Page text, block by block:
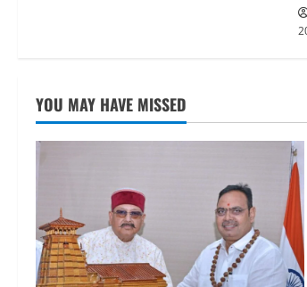
YOU MAY HAVE MISSED